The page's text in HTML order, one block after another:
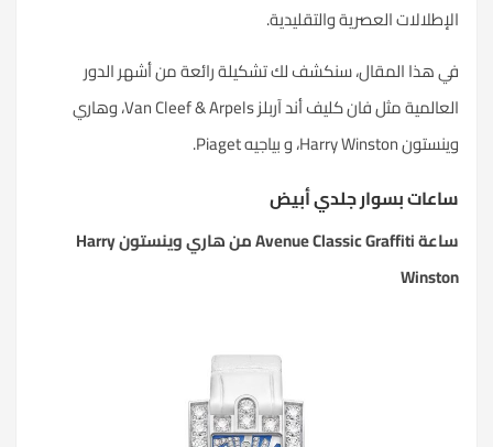
الإطلالات العصرية والتقليدية.
في هذا المقال، سنكشف لك تشكيلة رائعة من أشهر الدور
العالمية مثل فان كليف أند آربلز Van Cleef & Arpels، وهاري
وينستون Harry Winston، و بياجيه Piaget.
ساعات بسوار جلدي أبيض
ساعة Avenue Classic Graffiti من هاري وينستون Harry
Winston